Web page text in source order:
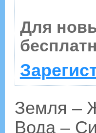
Для
Земля –
Вода –